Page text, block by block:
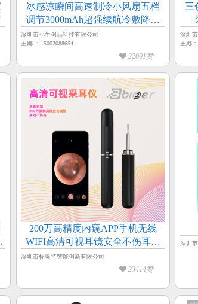
冰感凉瞬间高速制冷小风扇五档
调节3000mAh超强续航冷敷降温
风扇
深圳市小牛创品科技有限公司
王娜 ：15002088654
22001赞
三
深圳
王娜：
200万高精度内窥APP手机无线
WIFI高清可视耳镜安全不伤耳采
耳仪采耳棒
深圳市标奥特智能创新有限公司
23414赞
深圳